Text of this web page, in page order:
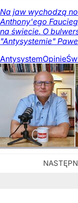
Na jaw wychodzą
Anthony'ego
na świecie. O
"Antysystemie"
AntysystemOpinie